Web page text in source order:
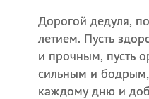
Дорогой дедуля,
летием. Пусть
и прочным, пусть
сильным и бодрым,
каждому дню и